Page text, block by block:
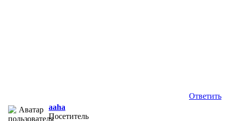
Ответить
aaha
Посетитель